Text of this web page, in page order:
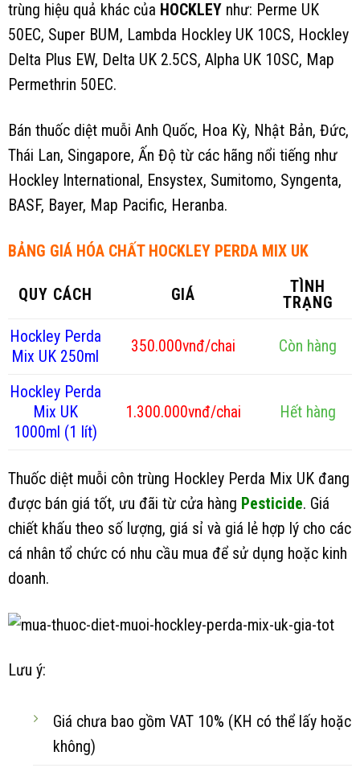
trùng hiệu quả khác của HOCKLEY như: Perme UK
50EC, Super BUM, Lambda Hockley UK 10CS, Hockley
Delta Plus EW, Delta UK 2.5CS, Alpha UK 10SC, Map
Permethrin 50EC.
Bán thuốc diệt muỗi Anh Quốc, Hoa Kỳ, Nhật Bản, Đức,
Thái Lan, Singapore, Ấn Độ từ các hãng nổi tiếng như
Hockley International, Ensystex, Sumitomo, Syngenta,
BASF, Bayer, Map Pacific, Heranba.
BẢNG GIÁ HÓA CHẤT HOCKLEY PERDA MIX UK
QUY CÁCH GIÁ
TÌNH
TRẠNG
Hockley Perda
Mix UK 250ml
350.000vnđ/chai Còn hàng
Hockley Perda
Mix UK
1000ml (1 lít)
1.300.000vnđ/chai Hết hàng
Thuốc diệt muỗi côn trùng Hockley Perda Mix UK đang
được bán giá tốt, ưu đãi từ cửa hàng Pesticide. Giá
chiết khấu theo số lượng, giá sỉ và giá lẻ hợp lý cho các
cá nhân tổ chức có nhu cầu mua để sử dụng hoặc kinh
doanh.
Lưu ý:
Giá chưa bao gồm VAT 10% (KH có thể lấy hoặc
không)